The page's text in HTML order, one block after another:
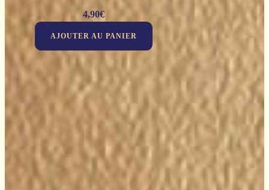
4,90€
AJOUTER AU PANIER